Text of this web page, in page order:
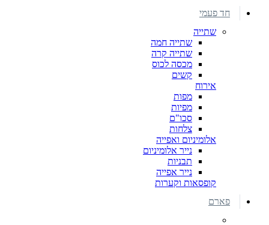
חד פעמי
שתייה
שתייה חמה
שתייה קרה
מכסה לכוס
קשים
אירוח
מפות
מפיות
סכו"ם
צלחות
אלומיניום ואפייה
נייר אלומיניום
תבניות
נייר אפייה
קופסאות וקערות
פארם